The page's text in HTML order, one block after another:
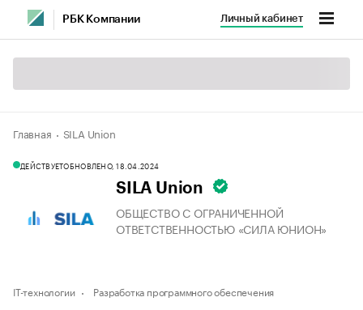
РБК Компании Личный кабинет
Главная SILA Union
ДЕЙСТВУЕТОБНОВЛЕНО, 18.04.2024
SILA Union
ОБЩЕСТВО С ОГРАНИЧЕННОЙ
ОТВЕТСТВЕННОСТЬЮ «СИЛА ЮНИОН»
IT-технологии Разработка программного обеспечения